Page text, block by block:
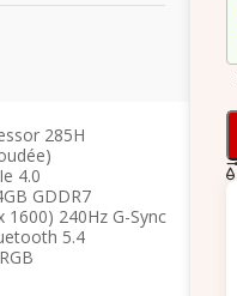
285H
4.0
GDDR7
1600) 240Hz G-Sync
5.4